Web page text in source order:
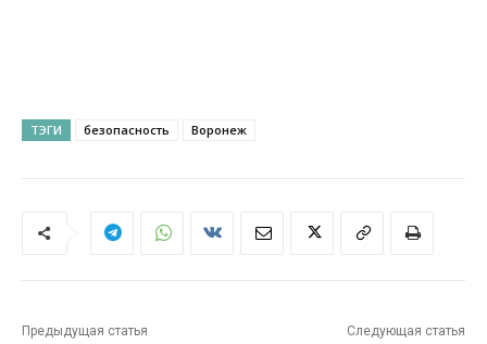
ТЭГИ безопасность Воронеж
Предыдущая статья Следующая статья